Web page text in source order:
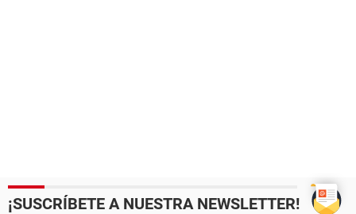
¡SUSCRÍBETE A NUESTRA NEWSLETTER!